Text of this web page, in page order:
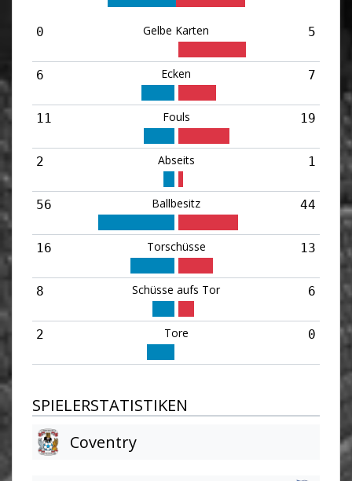
0 Gelbe Karten 5
6 Ecken 7
11 Fouls 19
2 Abseits 1
56 Ballbesitz 44
16 Torschüsse 13
8 Schüsse aufs Tor 6
2 Tore 0
SPIELERSTATISTIKEN
Coventry